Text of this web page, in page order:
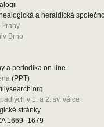
a heraldická
Brno
a periodika on-line
(PPT)
v 1. a 2. sv. válce
stránky
1669–1679